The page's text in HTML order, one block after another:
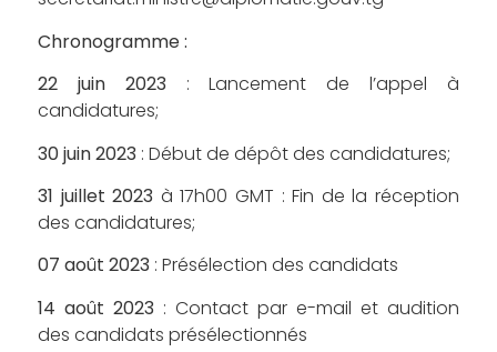
Chronogramme :
22 juin 2023: Lancement de l’appel à
candidatures;
30 juin 2023 : Début de dépôt des candidatures;
31 juillet 2023 à 17h00 GMT : Fin de la réception
des candidatures;
07 août 2023 : Présélection des candidats
14 août 2023 : Contact par e-mail et audition
des candidats présélectionnés